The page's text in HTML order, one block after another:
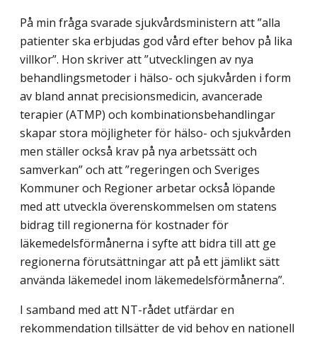
På min fråga svarade sjukvårdsministern att ”alla
patienter ska erbjudas god vård efter behov på lika
villkor”. Hon skriver att ”utvecklingen av nya
behandlingsmetoder i hälso- och sjukvården i form
av bland annat precisionsmedicin, avancerade
terapier (ATMP) och kombinationsbehandlingar
skapar stora möjligheter för hälso- och sjukvården
men ställer också krav på nya arbetssätt och
samverkan” och att ”regeringen och Sveriges
Kommuner och Regioner arbetar också löpande
med att utveckla överenskommelsen om statens
bidrag till regionerna för kostnader för
läkemedelsförmånerna i syfte att bidra till att ge
regionerna förutsättningar att på ett jämlikt sätt
använda läkemedel inom läkemedelsförmånerna”.
I samband med att NT-rådet utfärdar en
rekommendation tillsätter de vid behov en nationell